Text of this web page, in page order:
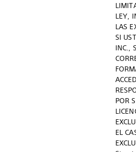
LEY,
LAS
SI
INC.,
POR
EL